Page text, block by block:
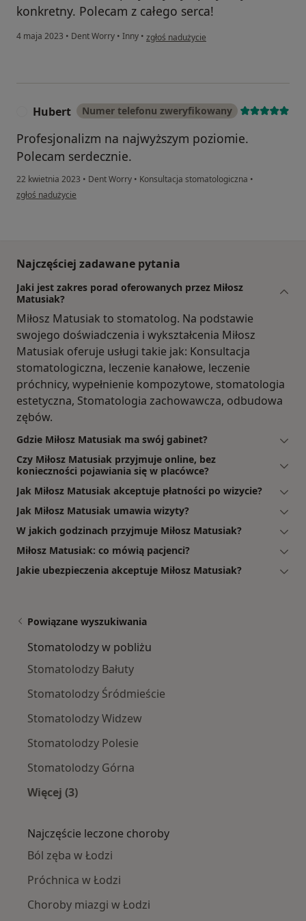
konkretny. Polecam z całego serca!
4 maja 2023 • Dent Worry • Inny • w opinii użytkownika Karolina
zgłoś nadużycie
Hubert Numer telefonu zweryfikowany
Profesjonalizm na najwyższym poziomie.
Polecam serdecznie.
22 kwietnia 2023 • Dent Worry • Konsultacja stomatologiczna •
w opinii użytkownika Hubert
zgłoś nadużycie
Najczęściej zadawane pytania
Jaki jest zakres porad oferowanych przez Miłosz
Matusiak?
Miłosz Matusiak to stomatolog. Na podstawie
swojego doświadczenia i wykształcenia Miłosz
Matusiak oferuje usługi takie jak: Konsultacja
stomatologiczna, leczenie kanałowe, leczenie
próchnicy, wypełnienie kompozytowe, stomatologia
estetyczna, Stomatologia zachowawcza, odbudowa
zębów.
Gdzie Miłosz Matusiak ma swój gabinet?
Czy Miłosz Matusiak przyjmuje online, bez
konieczności pojawiania się w placówce?
Jak Miłosz Matusiak akceptuje płatności po wizycie?
Jak Miłosz Matusiak umawia wizyty?
W jakich godzinach przyjmuje Miłosz Matusiak?
Miłosz Matusiak: co mówią pacjenci?
Jakie ubezpieczenia akceptuje Miłosz Matusiak?
Powiązane wyszukiwania
Stomatolodzy w pobliżu
Stomatolodzy Bałuty
Stomatolodzy Śródmieście
Stomatolodzy Widzew
Stomatolodzy Polesie
Stomatolodzy Górna
Więcej (3)
Najczęście leczone choroby
Ból zęba w Łodzi
Próchnica w Łodzi
Choroby miazgi w Łodzi